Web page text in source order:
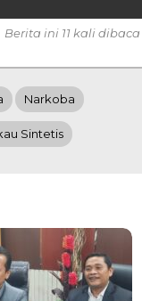
Berita ini 11 kali dibaca
Narkoba
Sintetis